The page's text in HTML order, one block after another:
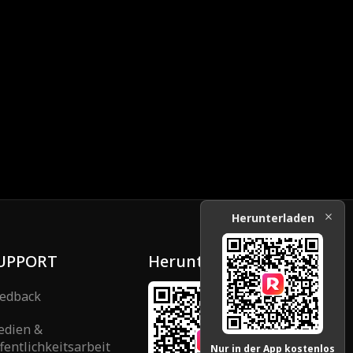
&
Herunterladen
Herunterladen
Nur in der App kostenlos